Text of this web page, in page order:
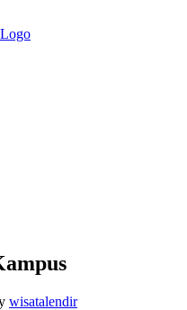
wisatalendir